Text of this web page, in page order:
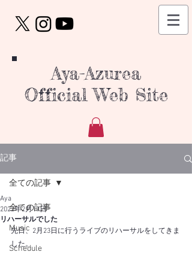
Aya-Azurea
Official Web Site
記事
全ての記事
Music
Schedule
全ての記事
リハーサルでした
Aya
2022年2月11日
先日、2月23日に行うライブのリハーサルをしてきま
した。